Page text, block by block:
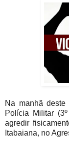
Na manhã
Polícia Militar
agredir
Itabaiana, no